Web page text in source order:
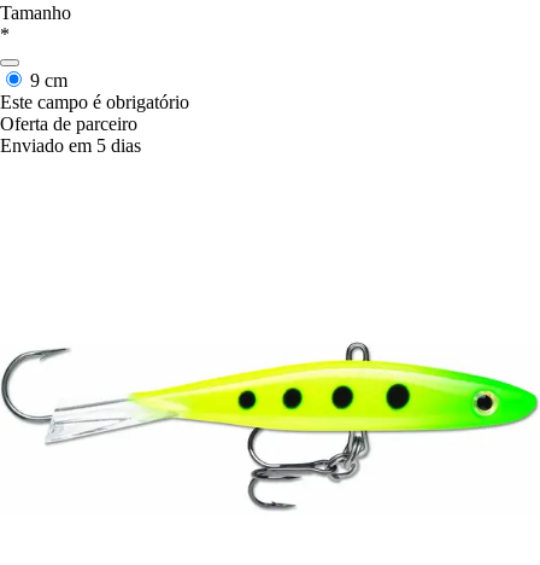
Tamanho
*
9 cm
Este campo é obrigatório
Oferta de parceiro
Enviado em 5 dias